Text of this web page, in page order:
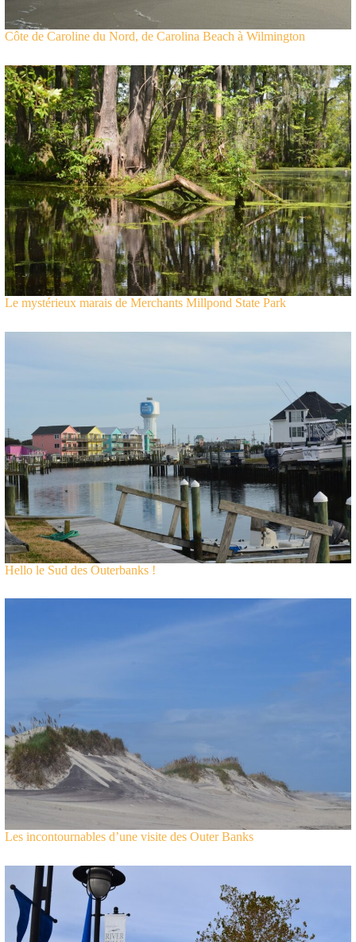
Côte de Caroline du Nord, de Carolina Beach à Wilmington
Le mystérieux marais de Merchants Millpond State Park
Hello le Sud des Outerbanks !
Les incontournables d’une visite des Outer Banks